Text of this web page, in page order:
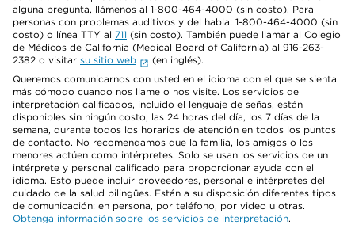
alguna pregunta, llámenos al 1-800-464-4000 (sin costo). Para
personas con problemas auditivos y del habla: 1-800-464-4000 (sin
costo) o línea TTY al 711 (sin costo). También puede llamar al Colegio
de Médicos de California (Medical Board of California) al 916-263-
2382 o visitar su sitio web
(en inglés).
Queremos comunicarnos con usted en el idioma con el que se sienta
más cómodo cuando nos llame o nos visite. Los servicios de
interpretación calificados, incluido el lenguaje de señas, están
disponibles sin ningún costo, las 24 horas del día, los 7 días de la
semana, durante todos los horarios de atención en todos los puntos
de contacto. No recomendamos que la familia, los amigos o los
menores actúen como intérpretes. Solo se usan los servicios de un
intérprete y personal calificado para proporcionar ayuda con el
idioma. Esto puede incluir proveedores, personal e intérpretes del
cuidado de la salud bilingües. Están a su disposición diferentes tipos
de comunicación: en persona, por teléfono, por video u otras.
Obtenga información sobre los servicios de interpretación.